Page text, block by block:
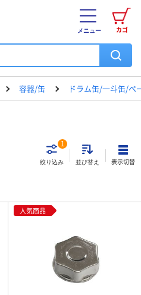
カゴ
メニュー
容器/缶 ドラム缶/一斗缶/ペ
絞り込み
1
並び替え 表示切替
人気商品